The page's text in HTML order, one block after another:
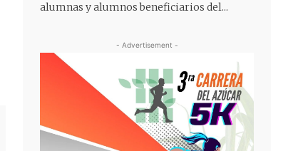
alumnas y alumnos beneficiarios del...
- Advertisement -